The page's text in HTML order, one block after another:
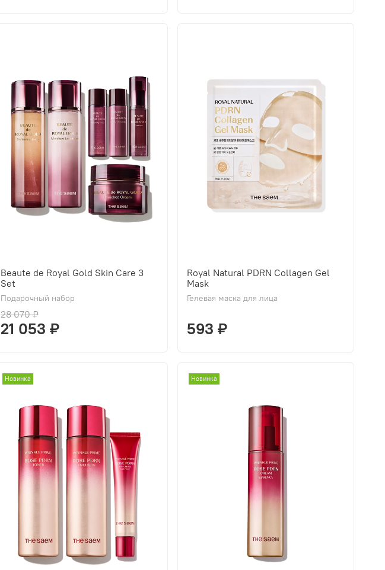
Beaute de Royal Gold Skin Care 3
Set
Подарочный набор
28 070 ₽
21 053 ₽
Royal Natural PDRN Collagen Gel
Mask
Гелевая маска для лица
593 ₽
Новинка Новинка